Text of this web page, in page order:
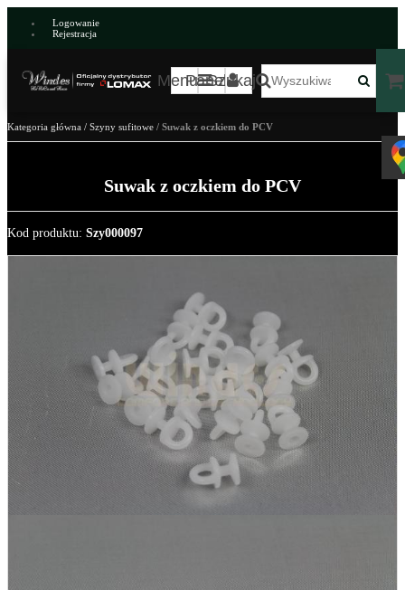
Logowanie
Rejestracja
MenuPanelSzukaj
Kategoria główna / Szyny sufitowe / Suwak z oczkiem do PCV
Suwak z oczkiem do PCV
Kod produktu: Szy000097